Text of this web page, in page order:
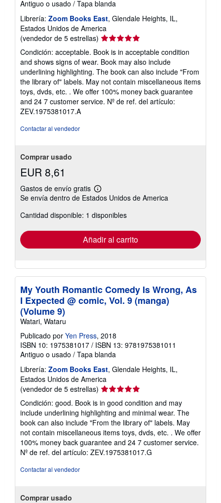
Antiguo o usado / Tapa blanda
Librería: Zoom Books East, Glendale Heights, IL,
Estados Unidos de America
(vendedor de 5 estrellas) Calificación
del
vendedor:
5
de
5
estrellas
Condición: acceptable. Book is in acceptable condition
and shows signs of wear. Book may also include
underlining highlighting. The book can also include "From
the library of" labels. May not contain miscellaneous items
toys, dvds, etc. . We offer 100% money back guarantee
and 24 7 customer service. Nº de ref. del artículo:
ZEV.1975381017.A
Contactar al vendedor
Comprar usado
EUR 8,61
Gastos de envío gratis
Más
información
las
tarifas
envío
Se envía dentro de Estados Unidos de America
Cantidad disponible: 1 disponibles
Añadir al carrito
My Youth Romantic Comedy Is Wrong, As
I Expected @ comic, Vol. 9 (manga)
(Volume 9)
Watari, Wataru
Publicado por Yen Press, 2018
ISBN 10: 1975381017 / ISBN 13: 9781975381011
Antiguo o usado / Tapa blanda
Librería: Zoom Books East, Glendale Heights, IL,
Estados Unidos de America
(vendedor de 5 estrellas) Calificación
vendedor:
5
de
5
estrellas
Condición: good. Book is in good condition and may
include underlining highlighting and minimal wear. The
book can also include "From the library of" labels. May
not contain miscellaneous items toys, dvds, etc. . We offer
100% money back guarantee and 24 7 customer service.
Nº de ref. del artículo: ZEV.1975381017.G
Contactar al vendedor
Comprar usado